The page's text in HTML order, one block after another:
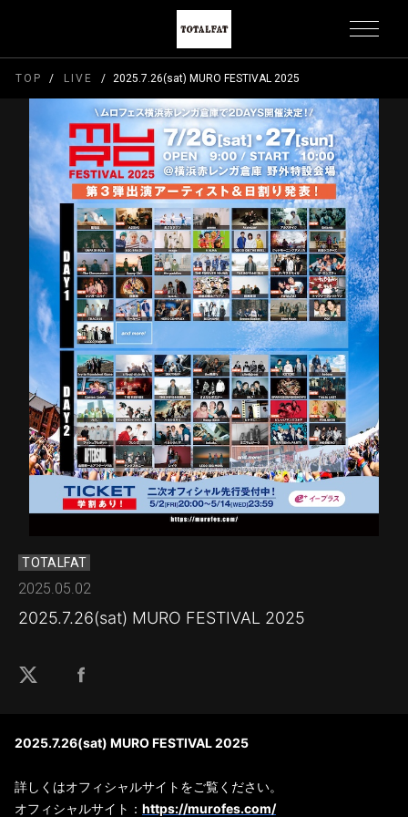
TOP LIVE 2025.7.26(sat) MURO FESTIVAL 2025
TOTALFAT
2025.05.02
2025.7.26(sat) MURO FESTIVAL 2025
2025.7.26(sat) MURO FESTIVAL 2025
詳しくはオフィシャルサイトをご覧ください。
オフィシャルサイト： https://murofes.com/